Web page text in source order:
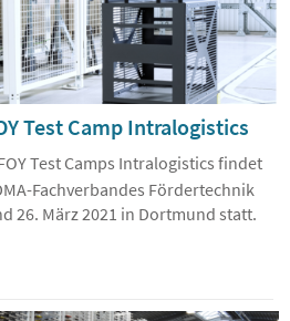
Test Camp Intralogistics
Test Camps Intralogistics findet
Fachverbandes Fördertechnik
26. März 2021 in Dortmund statt.